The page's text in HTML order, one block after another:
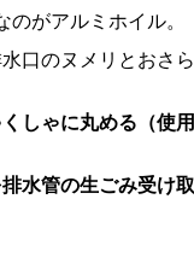
のがアルミホイル。
口のヌメリとおさら
しゃに丸める（使
水管の生ごみ受け